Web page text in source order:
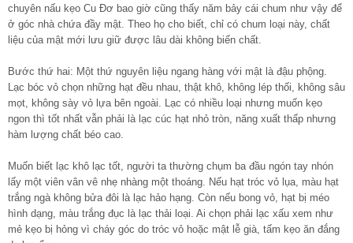
chuyên nấu kẹo Cu Đơ bao giờ cũng thấy năm bảy cái chum như vậy để
ở góc nhà chứa đầy mật. Theo họ cho biết, chỉ có chum loại này, chất
liệu của mật mới lưu giữ được lâu dài không biến chất.
Bước thứ hai: Một thứ nguyên liệu ngang hàng với mật là đậu phộng.
Lạc bóc vỏ chọn những hạt đều nhau, thật khô, không lép thối, không sâu
mọt, không sày vỏ lựa bên ngoài. Lạc có nhiều loại nhưng muốn kẹo
ngon thì tốt nhất vẫn phải là lạc cúc hạt nhỏ tròn, năng xuất thấp nhưng
hàm lượng chất béo cao.
Muốn biết lạc khô lạc tốt, người ta thường chụm ba đầu ngón tay nhón
lấy một viên vân vê nhẹ nhàng một thoáng. Nếu hạt tróc vỏ lụa, màu hạt
trắng ngà không bửa đôi là lạc hảo hạng. Còn nếu bong vỏ, hạt bị méo
hình dạng, màu trắng đục là lạc thải loại. Ai chọn phải lạc xấu xem như
mẻ kẹo bị hỏng vì cháy góc do tróc vỏ hoặc mật lễ già, tấm kẹo ăn đắng